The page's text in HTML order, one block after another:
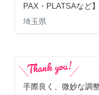
PAX・PLATSAなど】
埼玉県
手際良く、微妙な調